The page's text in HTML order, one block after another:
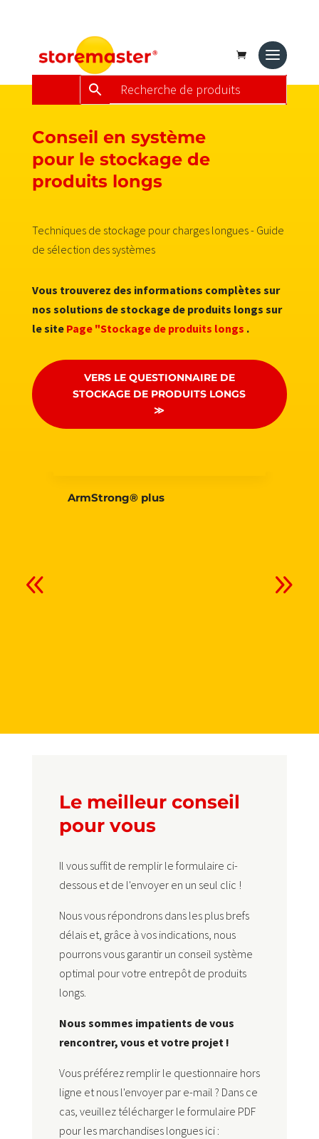
Conseil en système
pour le stockage de
produits longs
Techniques de stockage pour charges longues - Guide
de sélection des systèmes
Vous trouverez des informations complètes sur
nos solutions de stockage de produits longs sur
le site Page "Stockage de produits longs .
VERS LE QUESTIONNAIRE DE
STOCKAGE DE PRODUITS LONGS
≫
ArmStrong® plus
Le meilleur conseil
pour vous
Il vous suffit de remplir le formulaire ci-
dessous et de l'envoyer en un seul clic !
Nous vous répondrons dans les plus brefs
délais et, grâce à vos indications, nous
pourrons vous garantir un conseil système
optimal pour votre entrepôt de produits
longs.
Nous sommes impatients de vous
rencontrer, vous et votre projet !
Vous préférez remplir le questionnaire hors
ligne et nous l'envoyer par e-mail ? Dans ce
cas, veuillez télécharger le formulaire PDF
pour les marchandises longues ici :